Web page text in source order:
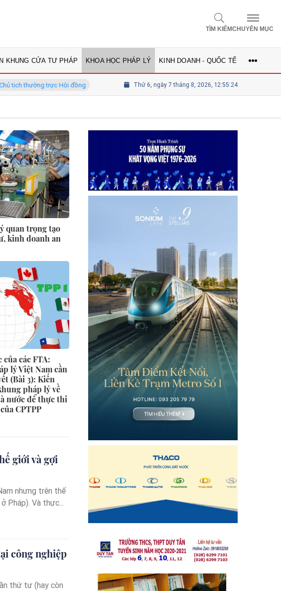
TÌM KIẾMCHUYÊN MỤC
KHUNG CỬA TƯ PHÁP KHOA HỌC PHÁP LÝ KINH DOANH - QUỐC TẾ
thường trực Hội đồng GS.TS Võ Khánh Vinh - Ủy viên Hội đồng
Thứ 6, ngày 7 tháng 8, 2026, 12:55:24
quan trọng tạo
kinh doanh an
các FTA:
lý Việt Nam cần
(Bài 3): Kiến
pháp lý về
nước để thực thi
CPTPP
giới và gợi
trên thế
Pháp). Và thực...
công nghiệp
thứ tư (hay còn